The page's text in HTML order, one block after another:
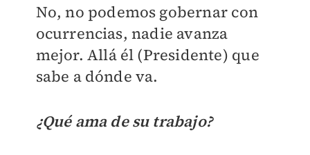
No, no podemos gobernar con
ocurrencias, nadie avanza
mejor. Allá él (Presidente) que
sabe a dónde va.
¿Qué ama de su trabajo?